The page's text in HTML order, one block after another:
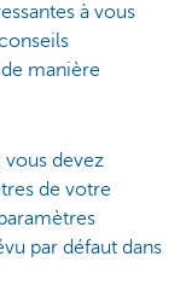
à vous
manière
devez
de votre
par défaut dans